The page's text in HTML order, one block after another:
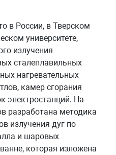
в России, в Тверском
университете,
излучения
сталеплавильных
нагревательных
камер сгорания
электростанций. На
разработана методика
излучения дуг по
и шаровых
которая изложена